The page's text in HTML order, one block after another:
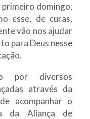
primeiro domingo,
esse, de curas,
vão nos ajudar
para Deus nesse
por diversos
através da
acompanhar o
da Aliança de